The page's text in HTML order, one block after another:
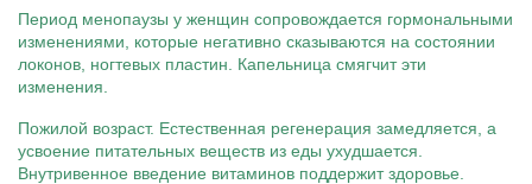
Период менопаузы у женщин сопровождается гормональными
изменениями, которые негативно сказываются на состоянии
локонов, ногтевых пластин. Капельница смягчит эти
изменения.
Пожилой возраст. Естественная регенерация замедляется, а
усвоение питательных веществ из еды ухудшается.
Внутривенное введение витаминов поддержит здоровье.